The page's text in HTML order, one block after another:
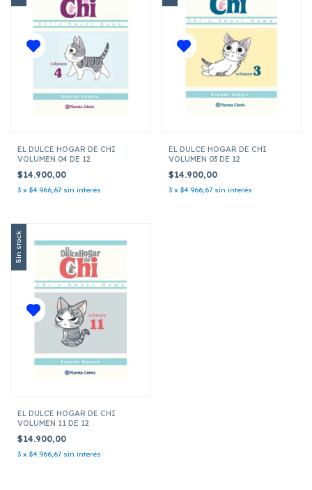
EL DULCE HOGAR DE CHI
VOLUMEN 04 DE 12
$14.900,00
3 x $4.966,67 sin interés
EL DULCE HOGAR DE CHI
VOLUMEN 03 DE 12
$14.900,00
3 x $4.966,67 sin interés
Sin stock
EL DULCE HOGAR DE CHI
VOLUMEN 11 DE 12
$14.900,00
3 x $4.966,67 sin interés